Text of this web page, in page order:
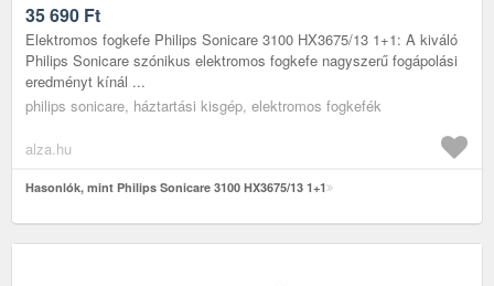
35 690 Ft
Elektromos fogkefe Philips Sonicare 3100 HX3675/13 1+1: A kiváló
Philips Sonicare szónikus elektromos fogkefe nagyszerű fogápolási
eredményt kínál ...
philips sonicare, háztartási kisgép, elektromos fogkefék
alza.hu
Hasonlók, mint Philips Sonicare 3100 HX3675/13 1+1